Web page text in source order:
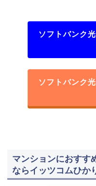
ソフトバンク
ソフトバンク
マンションにおす
ならイッツコムひか